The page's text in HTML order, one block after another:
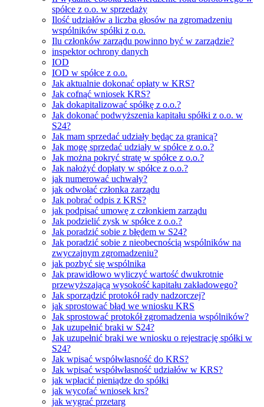
spółce z o.o. w sprzedaży
Ilość udziałów a liczba głosów na zgromadzeniu
wspólników spółki z o.o.
Ilu członków zarządu powinno być w zarządzie?
inspektor ochrony danych
IOD
IOD w spółce z o.o.
Jak aktualnie dokonać opłaty w KRS?
Jak cofnąć wniosek KRS?
Jak dokapitalizować spółkę z o.o.?
Jak dokonać podwyższenia kapitału spółki z o.o. w
S24?
Jak mam sprzedać udziały będąc za granicą?
Jak mogę sprzedać udziały w spółce z o.o.?
Jak można pokryć stratę w spółce z o.o.?
Jak nałożyć dopłaty w spółce z o.o.?
jak numerować uchwały?
jak odwołać członka zarządu
Jak pobrać odpis z KRS?
jak podpisać umowę z członkiem zarządu
Jak podzielić zysk w spółce z o.o.?
Jak poradzić sobie z błędem w S24?
Jak poradzić sobie z nieobecnością wspólników na
zwyczajnym zgromadzeniu?
jak pozbyć się wspólnika
Jak prawidłowo wyliczyć wartość dwukrotnie
przewyższającą wysokość kapitału zakładowego?
Jak sporządzić protokół rady nadzorczej?
jak sprostować błąd we wniosku KRS
Jak sprostować protokół zgromadzenia wspólników?
Jak uzupełnić braki w S24?
Jak uzupełnić braki we wniosku o rejestrację spółki w
S24?
Jak wpisać współwłasność do KRS?
Jak wpisać współwłasność udziałów w KRS?
jak wpłacić pieniądze do spółki
jak wycofać wniosek krs?
jak wygrać przetarg